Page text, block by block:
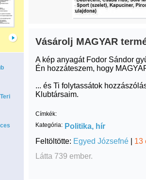
Vásárolj MAGYAR
A kép anyagát Fodor Sándor
Én hozzáteszem, hogy
... és Ti folytassátok
Klubtársaim.
Címkék:
Kategória: Politika, hír
Feltöltötte: Egyed Józsefné | 13
Látta 739 ember.